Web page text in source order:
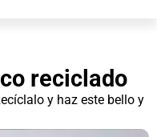
reciclado
y haz este bello y